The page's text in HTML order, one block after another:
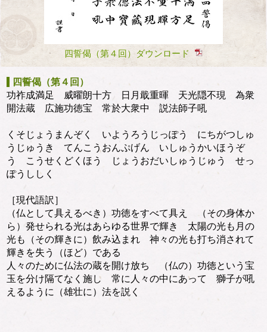
四誓偈（第４回）ダウンロード
四誓偈（第４回）
功祚成満足 威曜朗十方 日月戢重暉 天光隠不現 為衆
開法蔵 広施功徳宝 常於大衆中 説法師子吼
くそじょうまんぞく いようろうじっぽう にちがつしゅ
うじゅうき てんこうおんぷげん いしゅうかいほうぞ
う こうせくどくほう じょうおだいしゅうじゅう せっ
ぽうししく
［現代語訳］
（仏として具えるべき）功徳をすべて具え （その身体か
ら）発せられる光はあらゆる世界で輝き 太陽の光も月の
光も（その輝きに）飲み込まれ 神々の光も打ち消されて
輝きを失う（ほど）である
人々のために仏法の蔵を開け放ち （仏の）功徳という宝
玉を分け隔てなく施し 常に人々の中にあって 獅子が吼
えるように（雄壮に）法を説く